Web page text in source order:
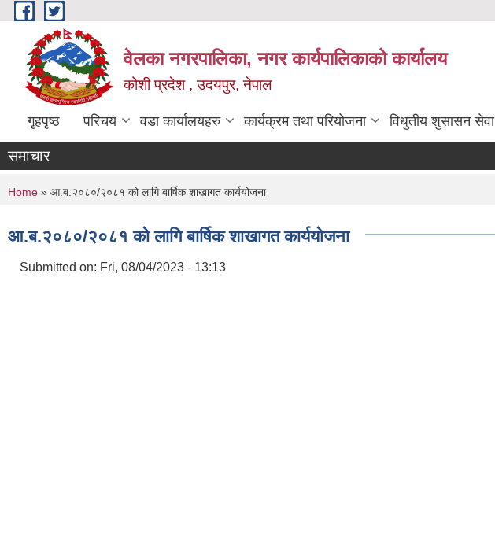
Skip to main content
वेलका नगरपालिका, नगर कार्यपालिकाको कार्यालय
कोशी प्रदेश , उदयपुर, नेपाल
गृहपृष्ठ परिचय वडा कार्यालयहरु कार्यक्रम तथा परियोजना विधुतीय शुसासन सेवा
समाचार
You are here
Home » आ.ब.२०८०/२०८१ को लागि बार्षिक शाखागत कार्ययोजना
आ.ब.२०८०/२०८१ को लागि बार्षिक शाखागत कार्ययोजना
Submitted on: Fri, 08/04/2023 - 13:13